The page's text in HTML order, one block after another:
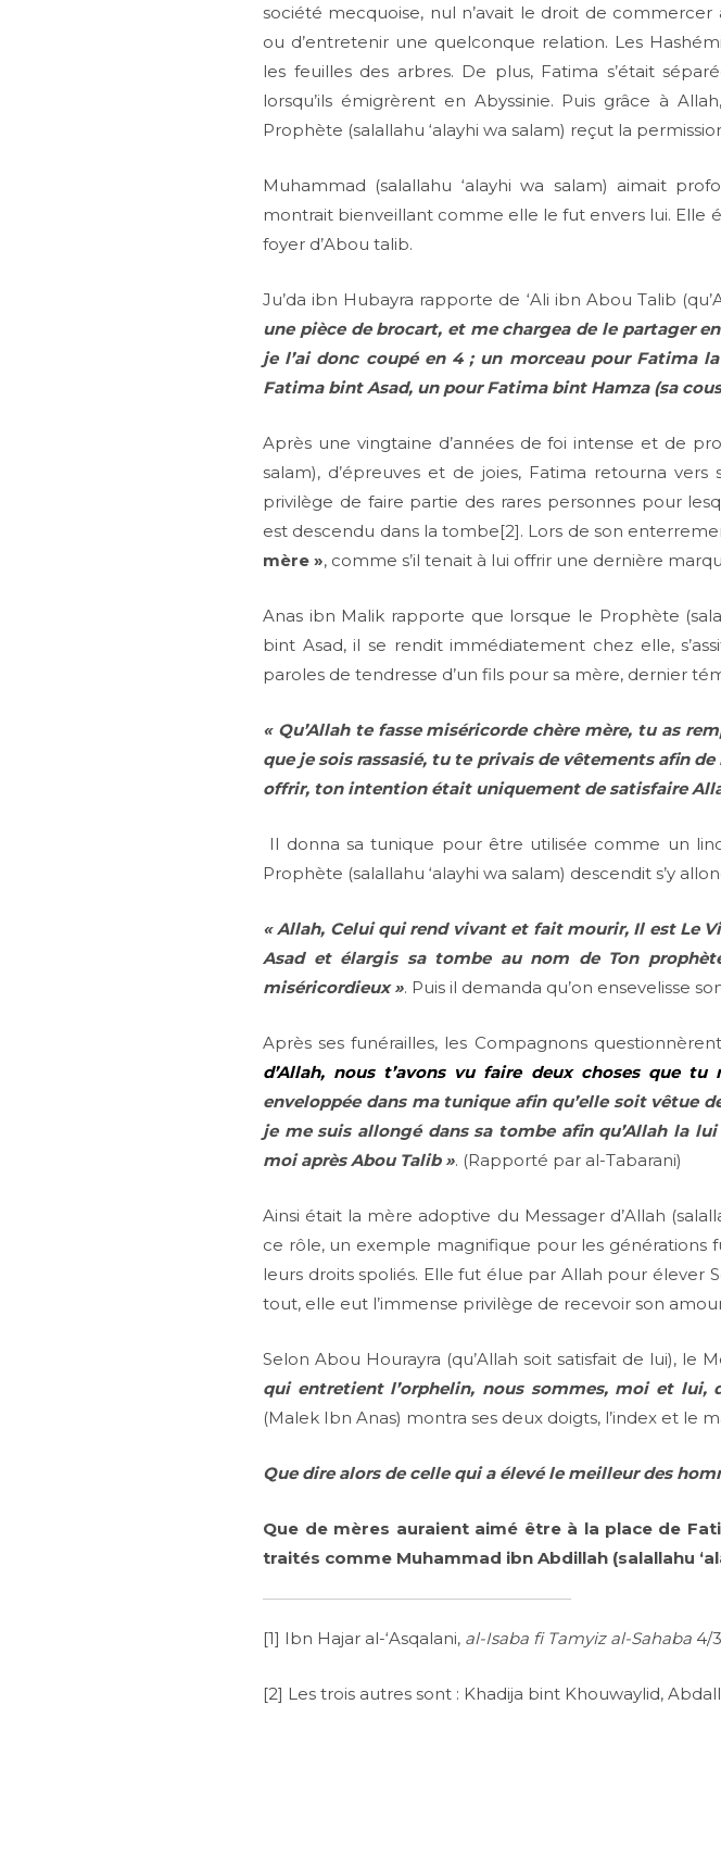
société mecquoise, nul n’avait le droit de
ou d’entretenir une quelconque relation. Les
les feuilles des arbres. De plus, Fatima s’était
lorsqu’ils émigrèrent en Abyssinie. Puis grâce à
Prophète (salallahu ‘alayhi wa salam) reçut la
Muhammad (salallahu ‘alayhi wa salam) aimait
montrait bienveillant comme elle le fut envers lui. Elle
foyer d’Abou talib.
Ju’da ibn Hubayra rapporte de ‘Ali ibn Abou Talib
une pièce de brocart, et me chargea de le partager
je l’ai donc coupé en 4 ; un morceau pour Fatima
Fatima bint Asad, un pour Fatima bint Hamza (sa
Après une vingtaine d’années de foi intense et de
salam), d’épreuves et de joies, Fatima retourna
privilège de faire partie des rares personnes pour
est descendu dans la tombe[2]. Lors de son
mère », comme s’il tenait à lui offrir une dernière
Anas ibn Malik rapporte que lorsque le Prophète
bint Asad, il se rendit immédiatement chez elle,
paroles de tendresse d’un fils pour sa mère, dernier
« Qu’Allah te fasse miséricorde chère mère, tu as
que je sois rassasié, tu te privais de vêtements afin
offrir, ton intention était uniquement de satisfaire
Il donna sa tunique pour être utilisée comme un
Prophète (salallahu ‘alayhi wa salam) descendit s’y
« Allah, Celui qui rend vivant et fait mourir, Il est Le
Asad et élargis sa tombe au nom de Ton
miséricordieux ». Puis il demanda qu’on ensevelisse
Après ses funérailles, les Compagnons
d’Allah, nous t’avons vu faire deux choses que tu
enveloppée dans ma tunique afin qu’elle soit vêtue
je me suis allongé dans sa tombe afin qu’Allah la
moi après Abou Talib ». (Rapporté par al-Tabarani)
Ainsi était la mère adoptive du Messager d’Allah
ce rôle, un exemple magnifique pour les générations
leurs droits spoliés. Elle fut élue par Allah pour élever
tout, elle eut l’immense privilège de recevoir son
Selon Abou Hourayra (qu’Allah soit satisfait de lui), le
qui entretient l’orphelin, nous sommes, moi et lui,
(Malek Ibn Anas) montra ses deux doigts, l’index et le
Que dire alors de celle qui a élevé le meilleur des
Que de mères auraient aimé être à la place de
traités comme Muhammad ibn Abdillah (salallahu
[1] Ibn Hajar al-‘Asqalani, al-Isaba fi Tamyiz al-Sahaba 4/
[2] Les trois autres sont : Khadija bint Khouwaylid,